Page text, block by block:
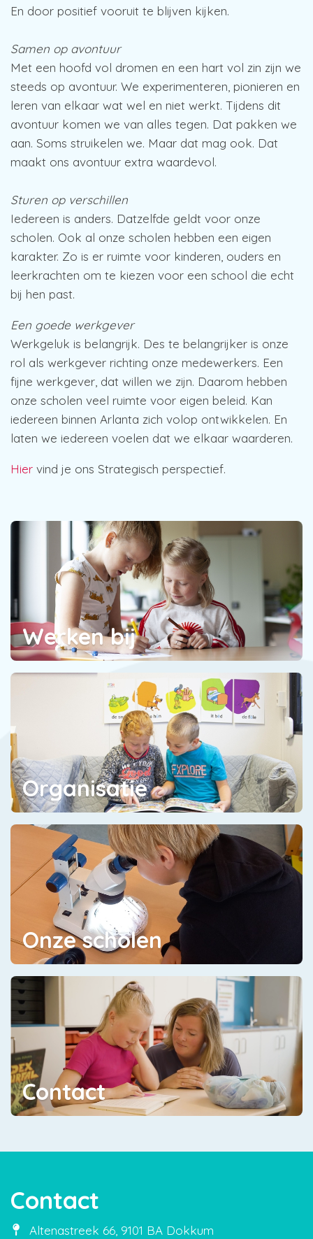
En door positief vooruit te blijven kijken.
Samen op avontuur
Met een hoofd vol dromen en een hart vol zin zijn we
steeds op avontuur. We experimenteren, pionieren en
leren van elkaar wat wel en niet werkt. Tijdens dit
avontuur komen we van alles tegen. Dat pakken we
aan. Soms struikelen we. Maar dat mag ook. Dat
maakt ons avontuur extra waardevol.
Sturen op verschillen
Iedereen is anders. Datzelfde geldt voor onze
scholen. Ook al onze scholen hebben een eigen
karakter. Zo is er ruimte voor kinderen, ouders en
leerkrachten om te kiezen voor een school die echt
bij hen past.
Een goede werkgever
Werkgeluk is belangrijk. Des te belangrijker is onze
rol als werkgever richting onze medewerkers. Een
fijne werkgever, dat willen we zijn. Daarom hebben
onze scholen veel ruimte voor eigen beleid. Kan
iedereen binnen Arlanta zich volop ontwikkelen. En
laten we iedereen voelen dat we elkaar waarderen.
Hier vind je ons Strategisch perspectief.
Werken bij
Organisatie
Onze scholen
Contact
Contact
Altenastreek 66, 9101 BA Dokkum